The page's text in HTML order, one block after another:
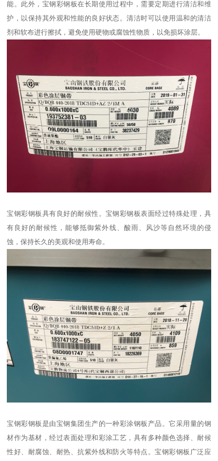
能。此外，宝钢彩钢板在长期使用过程中，需要定期进行清洁和维
护，以保持其外观和性能的良好状态。清洁时可以使用温和的清洁
剂和软布进行擦拭，避免使用硬物或腐蚀性物质，以免损坏涂层。
宝钢彩钢板具有良好的耐候性。宝钢彩钢板表面经过特殊处理，具
有良好的耐候性，能够抵御紫外线、酸雨、风沙等自然环境的侵
蚀，保持长久的美观和使用寿命。
宝钢彩钢板是由宝钢集团生产的一种彩涂钢板产品。它采用量的钢
材作为基材，经过表面处理和彩涂工艺，具有多种颜色选择、耐候
性好、耐腐蚀、耐热、抗紫外线和防火等特点。宝钢彩钢板广泛应